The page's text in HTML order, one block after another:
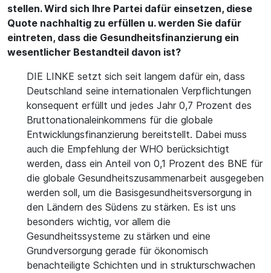
stellen. Wird sich Ihre Partei dafür einsetzen, diese
Quote nachhaltig zu erfüllen u. werden Sie dafür
eintreten, dass die Gesundheitsfinanzierung ein
wesentlicher Bestandteil davon ist?
DIE LINKE setzt sich seit langem dafür ein, dass
Deutschland seine internationalen Verpflichtungen
konsequent erfüllt und jedes Jahr 0,7 Prozent des
Bruttonationaleinkommens für die globale
Entwicklungsfinanzierung bereitstellt. Dabei muss
auch die Empfehlung der WHO berücksichtigt
werden, dass ein Anteil von 0,1 Prozent des BNE für
die globale Gesundheitszusammenarbeit ausgegeben
werden soll, um die Basisgesundheitsversorgung in
den Ländern des Südens zu stärken. Es ist uns
besonders wichtig, vor allem die
Gesundheitssysteme zu stärken und eine
Grundversorgung gerade für ökonomisch
benachteiligte Schichten und in strukturschwachen